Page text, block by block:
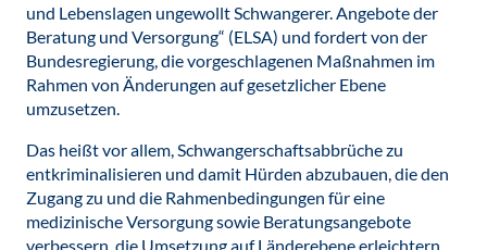
und Lebenslagen ungewollt Schwangerer. Angebote der
Beratung und Versorgung“ (ELSA) und fordert von der
Bundesregierung, die vorgeschlagenen Maßnahmen im
Rahmen von Änderungen auf gesetzlicher Ebene
umzusetzen.
Das heißt vor allem, Schwangerschaftsabbrüche zu
entkriminalisieren und damit Hürden abzubauen, die den
Zugang zu und die Rahmenbedingungen für eine
medizinische Versorgung sowie Beratungsangebote
verbessern, die Umsetzung auf Länderebene erleichtern